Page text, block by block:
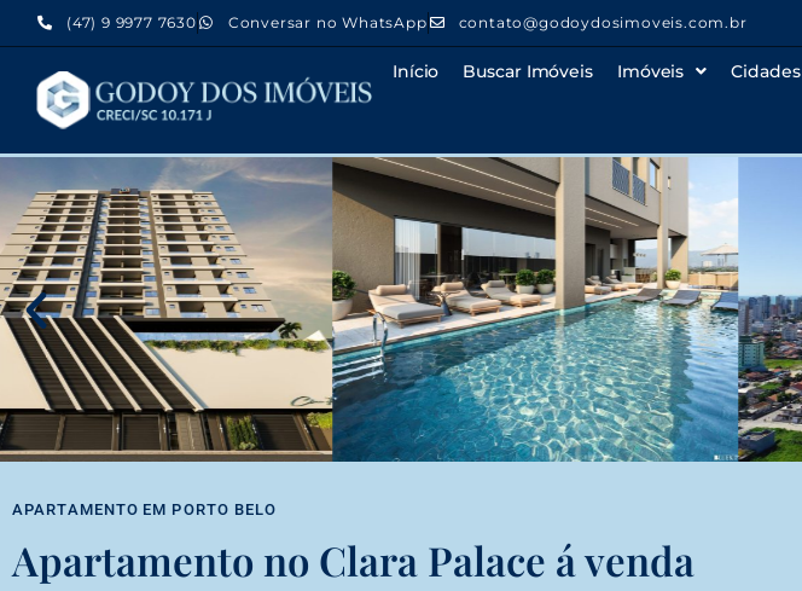
(47) 9 9977 7630 Conversar no WhatsApp contato@godoydosimoveis.com.br
Início Buscar Imóveis Imóveis Cidades
APARTAMENTO EM PORTO BELO
Apartamento no Clara Palace á venda